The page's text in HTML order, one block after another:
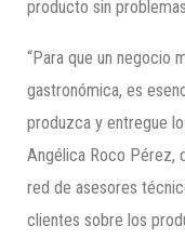
producto sin
“Para que un negocio
gastronómica, es
produzca y entregue
Angélica Roco Pérez,
red de asesores
clientes sobre los